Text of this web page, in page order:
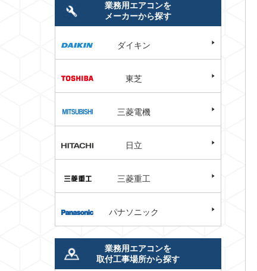
業務用エアコンを
メーカーから探す
ダイキン
東芝
三菱電機
日立
三菱重工
パナソニック
業務用エアコンを
取付工事場所から探す